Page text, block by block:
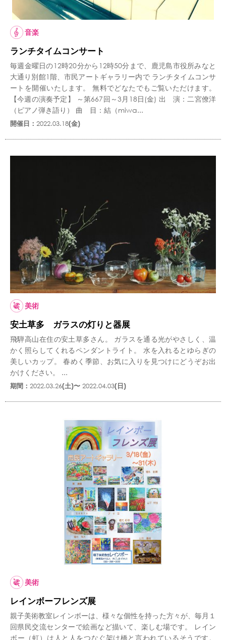
音楽
ランチタイムコンサート
毎週金曜日の12時20分から12時50分まで、鹿児島市役所みなと
大通り別館1階、市民アートギャラリー内で ランチタイムコンサ
ートを開催いたします。 無料でどなたでもご覧いただけます。
【今週の演奏予定】 ～第667回～3月18日(金) 出 演：二宮僚洋
（ピアノ弾き語り） 曲 目：結（miwa...
開催日： 2022.03.18(金)
美術
安土草多 ガラスの灯りと器展
飛騨高山在住の安土草多さん。 ガラスを通る光がやさしく、温
かく照らしてくれるペンダントライト。 水を入れるとゆらぎの
美しいカップ。 春めく季節、お気に入りを見つけにどうぞお出
かけください。 ...
期間： 2022.03.26(土)〜 2022.04.03(日)
美術
レインボーフレンズ展
親子美術教室レインボーは、様々な個性を持った方々が、毎月１
回県民交流センターで絵画など描いて、楽しむ場です。 レイン
ボー（虹）は人と人をつなぐ架け橋と言われているそうです。